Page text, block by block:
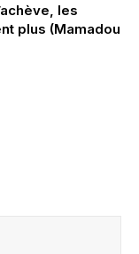
les
plus (Mamadou